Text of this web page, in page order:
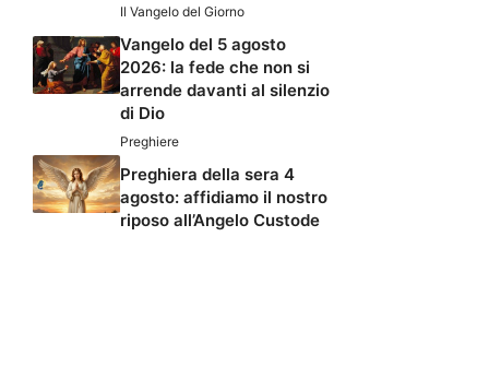
Il Vangelo del Giorno
Vangelo del 5 agosto
2026: la fede che non si
arrende davanti al silenzio
di Dio
Preghiere
Preghiera della sera 4
agosto: affidiamo il nostro
riposo all’Angelo Custode